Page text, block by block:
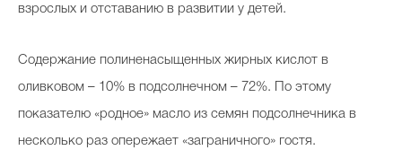
взрослых и отставанию в развитии у детей.
Содержание полиненасыщенных жирных кислот в
оливковом – 10% в подсолнечном – 72%. По этому
показателю «родное» масло из семян подсолнечника в
несколько раз опережает «заграничного» гостя.